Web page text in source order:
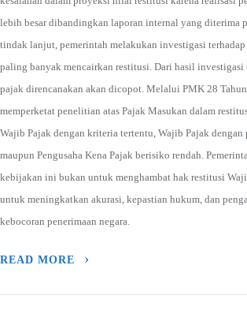
lebih besar dibandingkan laporan internal yang diterima
tindak lanjut, pemerintah melakukan investigasi
paling banyak mencairkan restitusi. Dari hasil investigasi
pajak direncanakan akan dicopot. Melalui PMK 28
memperketat penelitian atas Pajak Masukan dalam
Wajib Pajak dengan kriteria tertentu, Wajib Pajak dengan
maupun Pengusaha Kena Pajak berisiko rendah.
kebijakan ini bukan untuk menghambat hak restitusi
untuk meningkatkan akurasi, kepastian hukum, dan
kebocoran penerimaan negara.
READ MORE